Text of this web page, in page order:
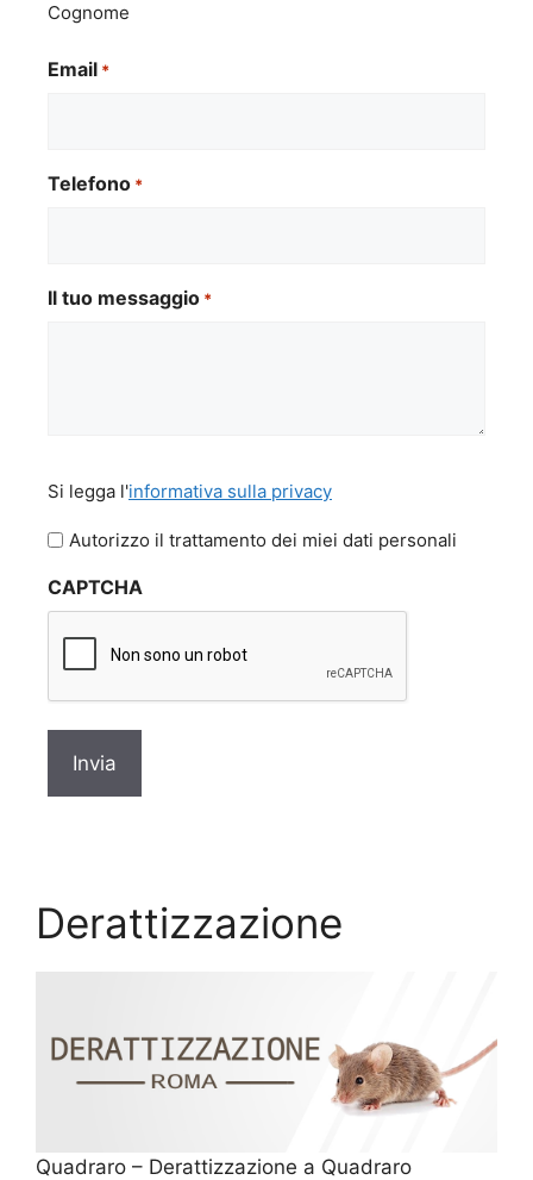
Cognome
Email *
Telefono *
Il tuo messaggio *
legga
l'informativa
privacy
Si legga l'informativa sulla privacy
Autorizzo il trattamento dei miei dati personali
CAPTCHA
Derattizzazione
Quadraro – Derattizzazione a Quadraro